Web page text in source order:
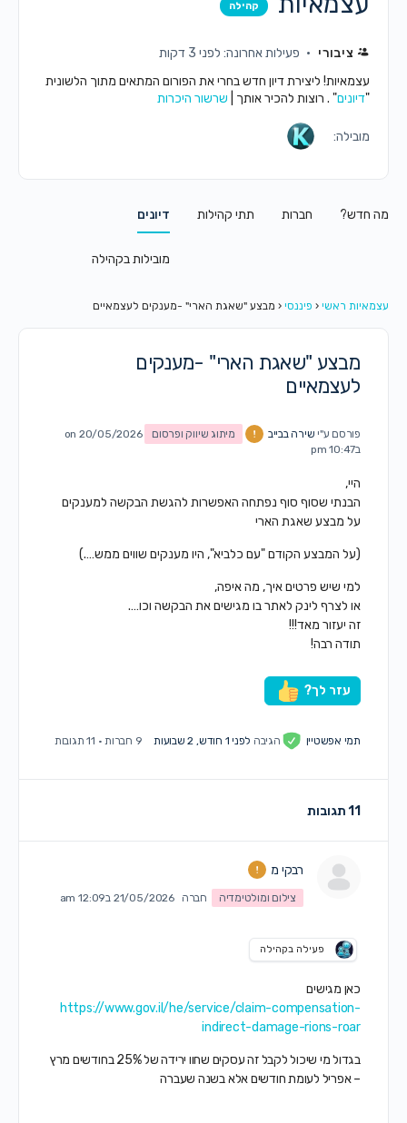
קהילה
ציבורי
פעילות אחרונה: לפני 3 דקות
עצמאיות! ליצירת דיון חדש בחרי את הפורום המתאים מתוך הלשונית
"דיונים" . רוצות להכיר אותך | שרשור היכרות
מובילה:
מה חדש? חברות תתי קהילות דיונים
מובילות בקהילה
עצמאיות ראשי ‹ פיננסי ‹ מבצע "שאגת הארי" -מענקים לעצמאיים
מבצע "שאגת הארי" -מענקים
לעצמאיים
פורסם ע"י שירה בבייב מיתוג שיווק ופרסום
on 20/05/2026
ב10:47 pm
היי,
הבנתי שסוף סוף נפתחה האפשרות להגשת הבקשה למענקים
על מבצע שאגת הארי
(על המבצע הקודם "עם כלביא", היו מענקים שווים ממש….)
למי שיש פרטים איך, מה איפה,
או לצרף לינק לאתר בו מגישים את הבקשה וכו….
זה יעזור מאד!!!
תודה רבה!
עזר לך?
תמי אפשטיין הגיבה לפני 1 חודש, 2 שבועות 9 חברות · 11 תגובות
11 תגובות
רבקי מ
צילום ומולטימדיה חברה 21/05/2026 ב12:09 am
פעילה בקהילה
כאן מגישים
https://www.gov.il/he/service/claim-compensation-
indirect-damage-rions-roar
בגדול מי שיכול לקבל זה עסקים שחוו ירידה של 25% בחודשים מרץ
– אפריל לעומת חודשים אלא בשנה שעברה